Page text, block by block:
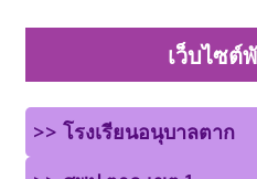
เว็บไซต์
>> โรงเรียนอนุบาลตาก